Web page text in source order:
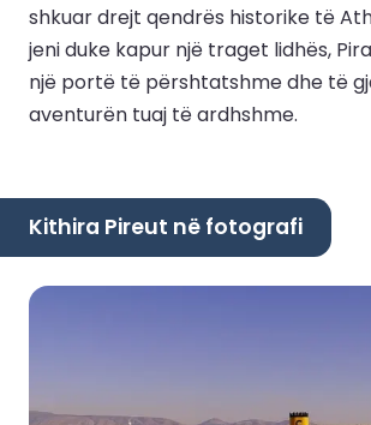
shkuar drejt qendrës historike të
jeni duke kapur një traget lidhës,
një portë të përshtatshme dhe të
aventurën tuaj të ardhshme.
Kithira Pireut në fotografi